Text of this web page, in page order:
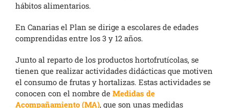
hábitos alimentarios.
En Canarias el Plan se dirige a escolares de edades
comprendidas entre los 3 y 12 años.
Junto al reparto de los productos hortofrutícolas, se
tienen que realizar actividades didácticas que motiven
el consumo de frutas y hortalizas. Estas actividades se
conocen con el nombre de Medidas de
Acompañamiento (MA), que son unas medidas